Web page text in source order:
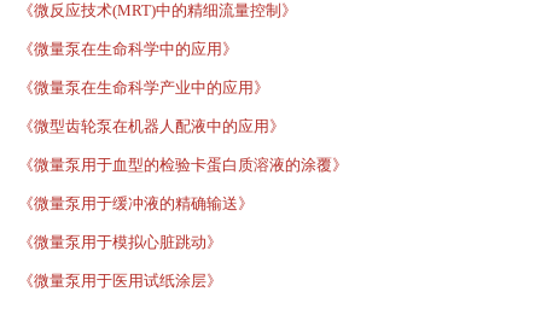
《微反应技术(MRT)中的精细流量控制》
《微量泵在生命科学中的应用》
《微量泵在生命科学产业中的应用》
《微型齿轮泵在机器人配液中的应用》
《微量泵用于血型的检验卡蛋白质溶液的涂覆》
《微量泵用于缓冲液的精确输送》
《微量泵用于模拟心脏跳动》
《微量泵用于医用试纸涂层》